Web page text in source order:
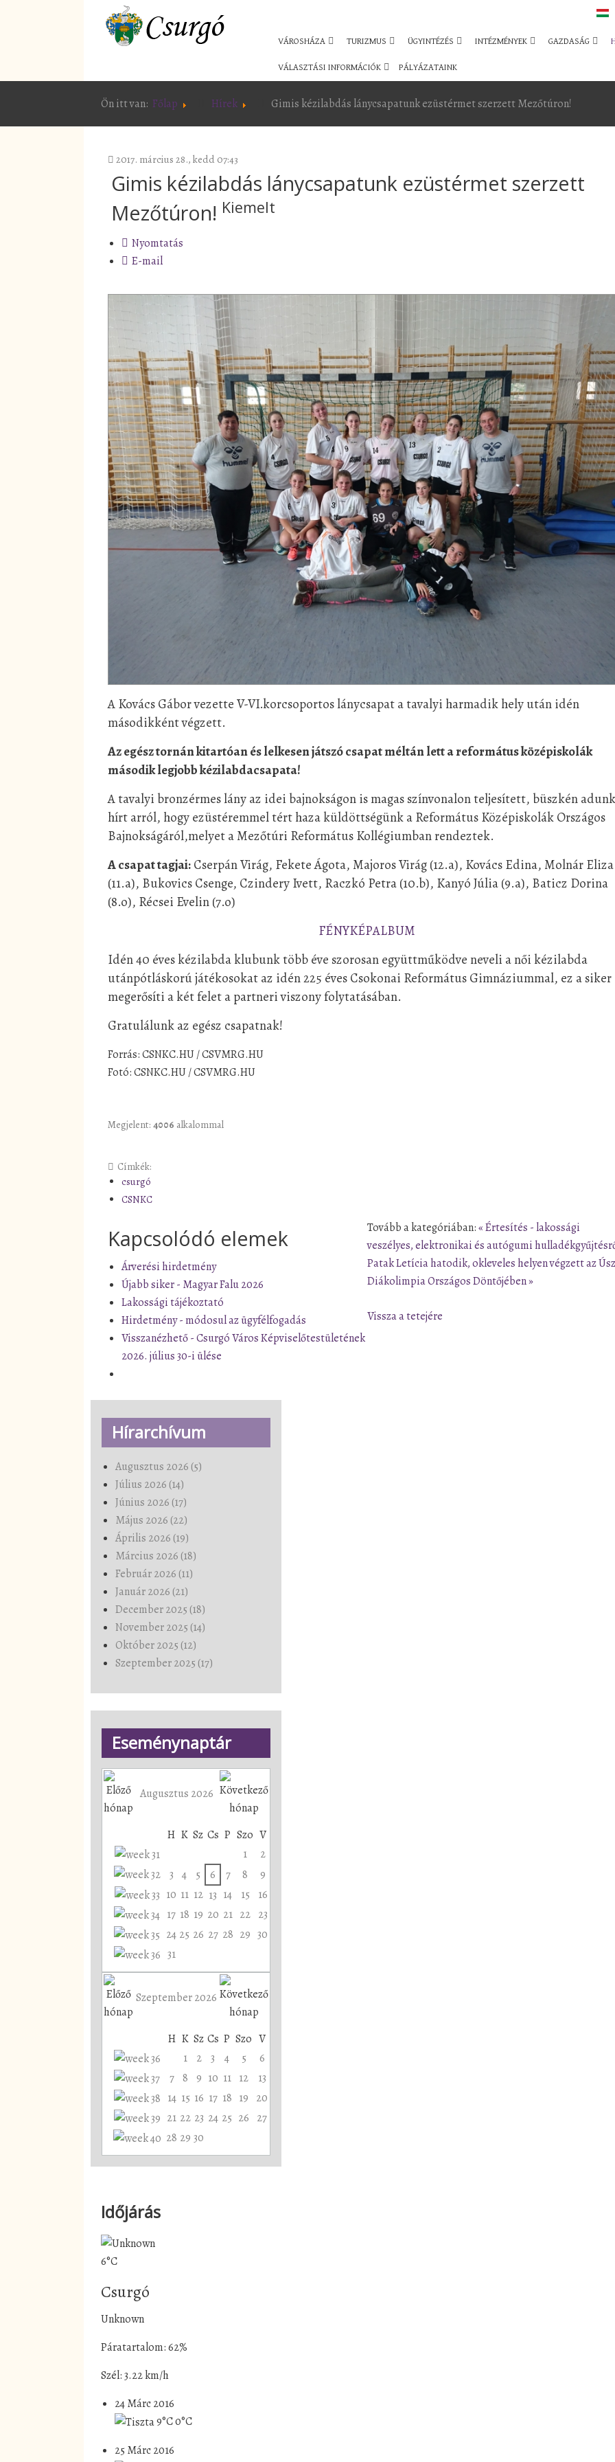
VÁROSHÁZA TURIZMUS ÜGYINTÉZÉS INTÉZMÉNYEK GAZDASÁG
VÁLASZTÁSI INFORMÁCIÓK PÁLYÁZATAINK
Ön itt van: Főlap Hírek Gimis kézilabdás lánycsapatunk ezüstérmet szerzett Mezőtúron!
2017. március 28., kedd 07:43
Gimis kézilabdás lánycsapatunk ezüstérmet szerzett
Mezőtúron! Kiemelt
Nyomtatás
E-mail
A Kovács Gábor vezette V-VI.korcsoportos lánycsapat a tavalyi harmadik hely után idén
másodikként végzett.
Az egész tornán kitartóan és lelkesen játszó csapat méltán lett a református középiskolák
második legjobb kézilabdacsapata!
A tavalyi bronzérmes lány az idei bajnokságon is magas színvonalon teljesített, büszkén adunk
hírt arról, hogy ezüstéremmel tért haza küldöttségünk a Református Középiskolák Országos
Bajnokságáról,melyet a Mezőtúri Református Kollégiumban rendeztek.
A csapat tagjai: Cserpán Virág, Fekete Ágota, Majoros Virág (12.a), Kovács Edina, Molnár Eliza
(11.a), Bukovics Csenge, Czindery Ivett, Raczkó Petra (10.b), Kanyó Júlia (9.a), Baticz Dorina
(8.o), Récsei Evelin (7.o)
FÉNYKÉPALBUM
Idén 40 éves kézilabda klubunk több éve szorosan együttműködve neveli a női kézilabda
utánpótláskorú játékosokat az idén 225 éves Csokonai Református Gimnáziummal, ez a siker
megerősíti a két felet a partneri viszony folytatásában.
Gratulálunk az egész csapatnak!
Forrás: CSNKC.HU / CSVMRG.HU
Fotó: CSNKC.HU / CSVMRG.HU
Megjelent: 4006 alkalommal
Címkék:
csurgó
CSNKC
Kapcsolódó elemek
Árverési hirdetmény
Újabb siker - Magyar Falu 2026
Lakossági tájékoztató
Hirdetmény - módosul az ügyfélfogadás
Visszanézhető - Csurgó Város Képviselőtestületének
2026. július 30-i ülése
Tovább a kategóriában:« Értesítés - lakossági
veszélyes, elektronikai és autógumi
Patak Letícia hatodik, okleveles helyen végzett az
Diákolimpia Országos Döntőjében »
Vissza a tetejére
Hírarchívum
Augusztus 2026 (5)
Július 2026 (14)
Június 2026 (17)
Május 2026 (22)
Április 2026 (19)
Március 2026 (18)
Február 2026 (11)
Január 2026 (21)
December 2025 (18)
November 2025 (14)
Október 2025 (12)
Szeptember 2025 (17)
Eseménynaptár
Augusztus 2026
H K Sz Cs P Szo V
1
2
3 4 5 6 7 8
9
10 11 12 13 14 15
16
17 18 19 20 21 22 23
24 25 26 27 28 29 30
31
Szeptember 2026
H K Sz Cs P Szo V
1
2 3 4 5
6
7 8 9 10 11 12
13
14 15 16 17 18 19 20
21 22 23 24 25 26 27
28 29 30
Időjárás
6°C
Csurgó
Unknown
Páratartalom: 62%
Szél: 3.22 km/h
24 Márc 2016
9°C0°C
25 Márc 2016